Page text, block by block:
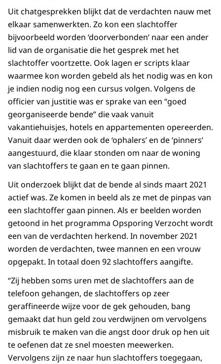
Uit chatgesprekken blijkt dat de verdachten nauw met
elkaar samenwerkten. Zo kon een slachtoffer
bijvoorbeeld worden ‘doorverbonden’ naar een ander
lid van de organisatie die het gesprek met het
slachtoffer voortzette. Ook lagen er scripts klaar
waarmee kon worden gebeld als het nodig was en kon
je indien nodig nog een cursus volgen. Volgens de
officier van justitie was er sprake van een “goed
georganiseerde bende” die vaak vanuit
vakantiehuisjes, hotels en appartementen opereerden.
Vanuit daar werden ook de ‘ophalers’ en de ‘pinners’
aangestuurd, die klaar stonden om naar de woning
van slachtoffers te gaan en te gaan pinnen.
Uit onderzoek blijkt dat de bende al sinds maart 2021
actief was. Ze komen in beeld als ze met de pinpas van
een slachtoffer gaan pinnen. Als er beelden worden
getoond in het programma Opsporing Verzocht wordt
een van de verdachten herkend. In november 2021
worden de verdachten, twee mannen en een vrouw
opgepakt. In totaal doen 92 slachtoffers aangifte.
“Zij hebben soms uren met de slachtoffers aan de
telefoon gehangen, de slachtoffers op zeer
geraffineerde wijze voor de gek gehouden, bang
gemaakt dat hun geld zou verdwijnen om vervolgens
misbruik te maken van die angst door druk op hen uit
te oefenen dat ze snel moesten meewerken.
Vervolgens zijn ze naar hun slachtoffers toegegaan,